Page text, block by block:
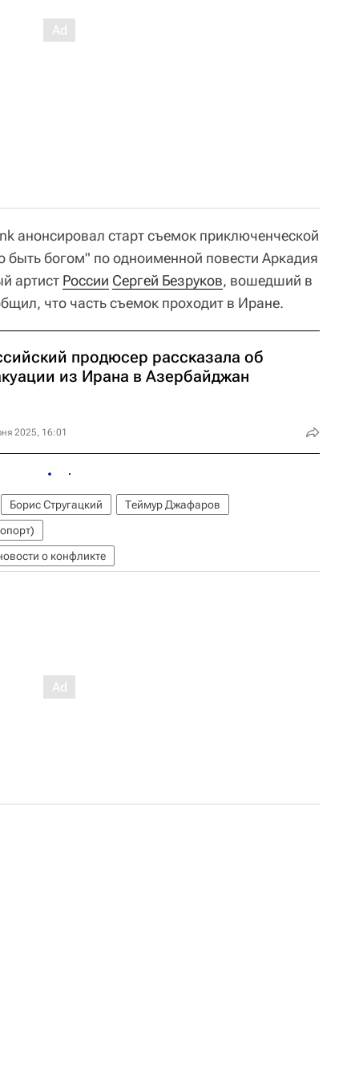
анонсировал старт съемок приключенческой
богом" по одноименной повести Аркадия
артист России Сергей Безруков, вошедший в
что часть съемок проходит в Иране.
продюсер рассказала об
из Ирана в Азербайджан
2025, 16:01
Борис Стругацкий
Теймур Джафаров
о конфликте